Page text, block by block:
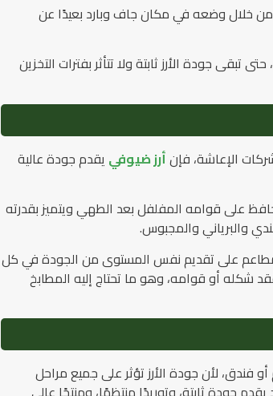
من خلال وضعه في مكان جاف وبارد بعيدًا عن
جودة الأرز ثابتة ولا تتأثر بفترات التخزين
الإعاشة، فإنأرز ضيوفي يقدم جودة عالية
على قوامه المفلفل بعد الطهي ويتميز بقدرته
والبرياني والمجبوس.
على تقديم نفس المستوى من الجودة في كل
شكله أو قوامه، وهو ما تحتاج إليه المطابخ
لأن جودة الأرز تؤثر على جميع مراحل